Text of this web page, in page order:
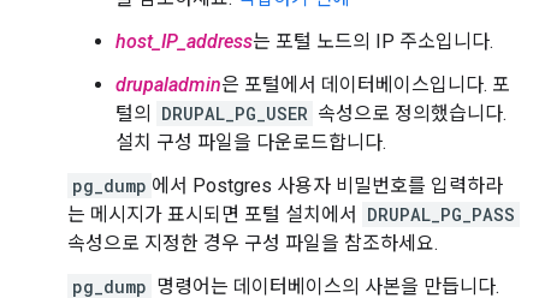
host_IP_address는 포털 노드의 IP 주소입니다.
drupaladmin은 포털에서 데이터베이스입니다. 포
털의
DRUPAL_PG_USER 속성으로 정의했습니다.
설치 구성 파일을 다운로드합니다.
pg_dump 에서 Postgres 사용자 비밀번호를 입력하라
는 메시지가 표시되면 포털 설치에서
DRUPAL_PG_PASS
속성으로 지정한 경우 구성 파일을 참조하세요.
pg_dump 명령어는 데이터베이스의 사본을 만듭니다.